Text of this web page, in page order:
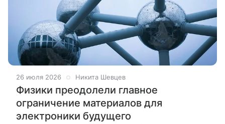
26 июля 2026 Никита Шевцев
Физики преодолели главное
ограничение материалов для
электроники будущего